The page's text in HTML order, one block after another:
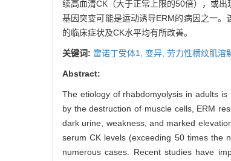
续高血清CK（大于正常上限的50倍），或
基因突变可能是运动诱导ERM的病因之一
的临床症状及CK水平均有所改善。
关键词: 雷诺丁受体1, 变异, 劳力性横纹肌溶
Abstract:
The etiology of rhabdomyolysis in adults
by the destruction of muscle cells, ERM
dark urine, weakness, and marked
serum CK levels (exceeding 50 times the
numerous cases. Recent studies have